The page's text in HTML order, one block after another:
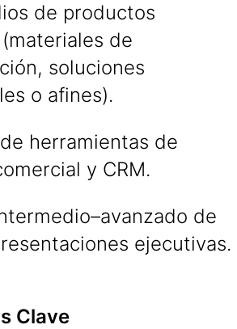
de productos
de
soluciones
o afines).
herramientas de
y CRM.
de
ejecutivas.
Clave